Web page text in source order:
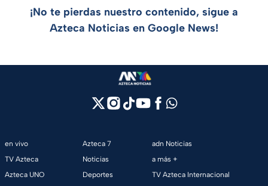
¡No te pierdas nuestro contenido, sigue a
Azteca Noticias en Google News!
en vivo
TV Azteca
Azteca UNO
Azteca 7
Noticias
Deportes
adn Noticias
a más +
TV Azteca Internacional